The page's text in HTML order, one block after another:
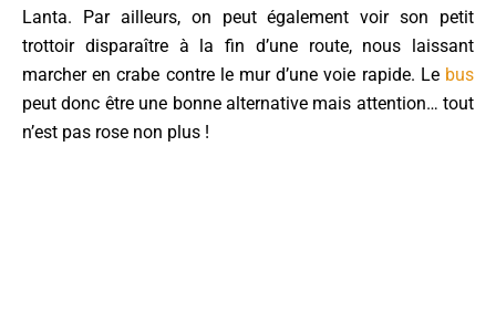
Lanta. Par ailleurs, on peut également voir son petit
trottoir disparaître à la fin d’une route, nous laissant
marcher en crabe contre le mur d’une voie rapide. Le bus
peut donc être une bonne alternative mais attention… tout
n’est pas rose non plus !